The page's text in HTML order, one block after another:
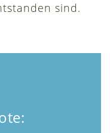
sind.